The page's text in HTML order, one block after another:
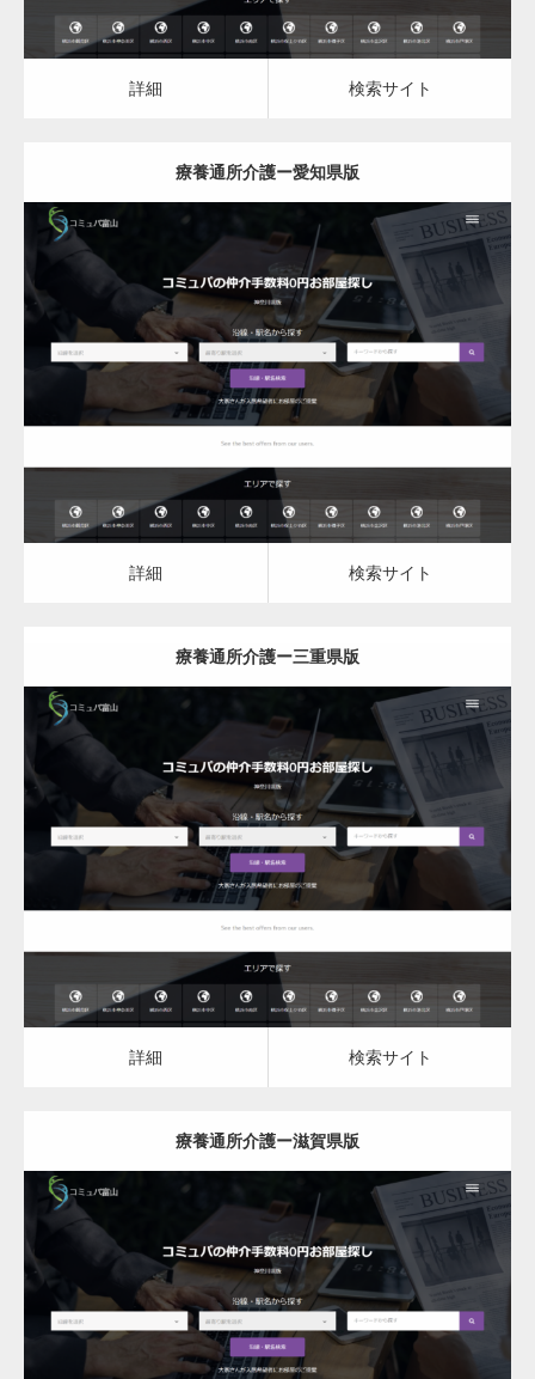
詳細 検索サイト
療養通所介護ー愛知県版
更新日：2023.03.09
検索サイト
詳細 検索サイト
療養通所介護ー三重県版
更新日：2023.03.09
検索サイト
詳細 検索サイト
療養通所介護ー滋賀県版
更新日：2023.03.09
検索サイト